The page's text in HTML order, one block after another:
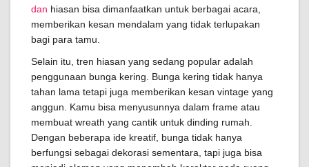
dan hiasan bisa dimanfaatkan untuk berbagai acara,
memberikan kesan mendalam yang tidak terlupakan
bagi para tamu.
Selain itu, tren hiasan yang sedang popular adalah
penggunaan bunga kering. Bunga kering tidak hanya
tahan lama tetapi juga memberikan kesan vintage yang
anggun. Kamu bisa menyusunnya dalam frame atau
membuat wreath yang cantik untuk dinding rumah.
Dengan beberapa ide kreatif, bunga tidak hanya
berfungsi sebagai dekorasi sementara, tapi juga bisa